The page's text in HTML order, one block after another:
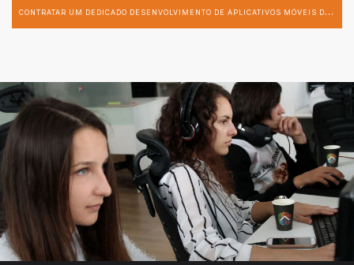
C
ONTRATAR UM DEDICADO DESENVOLVIMENTO DE APLICATIVOS MÓVEIS DESENVOLVEDOR